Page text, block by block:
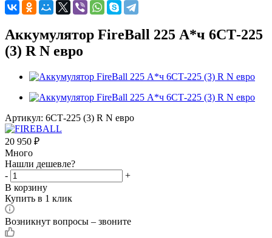
Аккумулятор FireBall 225 А*ч 6СТ-225
(3) R N евро
Артикул: 6СТ-225 (3) R N евро
20 950 ₽
Много
Нашли дешевле?
-
+
В корзину
Купить в 1 клик
Возникнут вопросы – звоните